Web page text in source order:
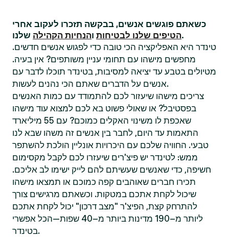
כשאתם פוגשים אנשים, בבקשה תזכרו לעקוב אחרי
הטיפים שלנו לבטיחות והנחיות הקהילה
שלנו.
טינדר היא האפליקציה הכי טובה כדי לפגוש אנשים חדשים.
מחפשים מישהו עם תחומי עניין משותפים? אין בעיה.
מטיולים בטבע עד יציאה למסיבות, בטינדר תוכלו לדבר עם
אנשים על הדברים שאתם הכי נהנים לעשות.
צריכים מישהו שיעזור לכם להתמודד עם כמות האנשים
בפסטיבל? או שאולי פשוט בא לכם למצוא עוד מישהו
שאכפת לו משינוי האקלים כמוכם? עם 55 מיליארד
התאמות עד היום, לחבר בין אנשים זה משהו שבא לנו
טבעי. החוויה שלכם עם היכרויות אונליין הולכת להשתפר
ממש: לטינדר יש פיצ'רים שיעזרו לכם לקבל מקסימום
חשיפה, כדי שאנשים שעשיתם להם לייק ישימו לב אליכם.
תכירו חברים שאוהבים קפה כמוכם או תמצאו מישהו
שיכול לקחת אתכם במטקות. וכשאתם מרגישים צורך
להתרחק קצת, הפיצ'ר "מצב דרכון" יכול לקחת אתכם
ליותר מ–190 מדינות ביותר מ–40 שפות—הכל אפשרי
בטינדר.